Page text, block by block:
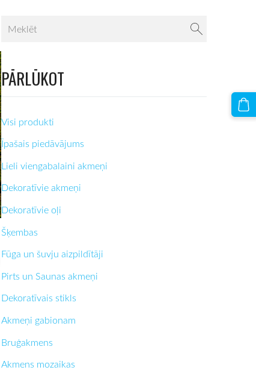
PĀRLŪKOT
Visi produkti
Īpašais piedāvājums
Lieli viengabalaini akmeņi
Dekoratīvie akmeņi
Dekoratīvie oļi
Šķembas
Fūga un šuvju aizpildītāji
Pirts un Saunas akmeņi
Dekoratīvais stikls
Akmeņi gabionam
Bruģakmens
Akmens mozaikas